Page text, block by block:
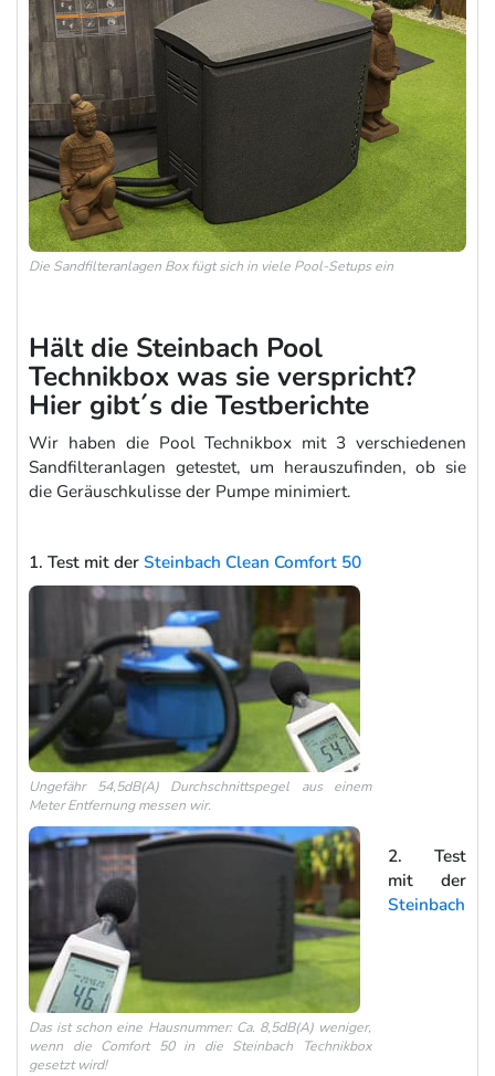
Die Sandfilteranlagen Box fügt sich in viele Pool-Setups ein
Hält die Steinbach Pool
Technikbox was sie verspricht?
Hier gibt´s die Testberichte
Wir haben die Pool Technikbox mit 3 verschiedenen
Sandfilteranlagen getestet, um herauszufinden, ob sie
die Geräuschkulisse der Pumpe minimiert.
1. Test mit derSteinbach Clean Comfort 50
Ungefähr 54,5dB(A) Durchschnittspegel aus einem
Meter Entfernung messen wir.
Das ist schon eine Hausnummer: Ca. 8,5dB(A) weniger,
wenn die Comfort 50 in die Steinbach Technikbox
gesetzt wird!
2. Test
mit der
Steinbach